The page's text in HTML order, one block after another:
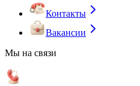
Контакты
Вакансии
Мы на связи